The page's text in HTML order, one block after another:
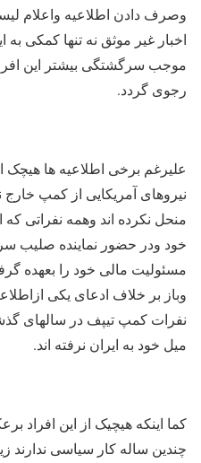
وصرف دادن اطلاعیه واعلام
اخبار غیر موثق نه تنها کمکی به
موجب سرگشتگی بیشتر این
رجوی گردد.
علیرغم برخی اطلاعیه ها هیچک
نیروهای آمریکایی از کمپ خارج
منحل نکرده اند وهمه نفراتی
خود ودر حضور نماینده صلیب
مسئولیت مالی خود را بعهده
وباز بر خلاف ادعای یکی
میل خود به ایران نرفته اند.
کما اینکه هیچیک از این افراد
چندین ساله کار سیاسی ندارند